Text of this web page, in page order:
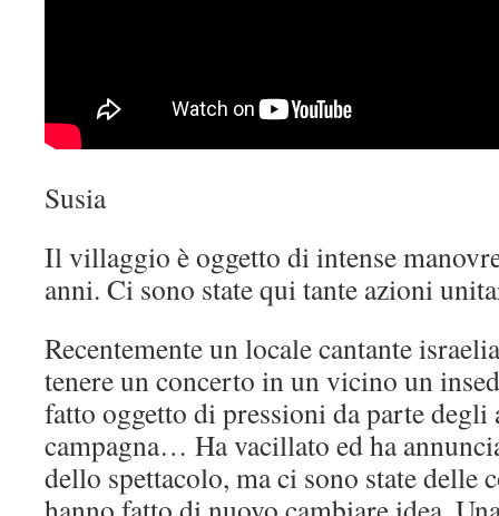
Susia
Il villaggio è oggetto di intense
anni. Ci sono state qui tante azioni
Recentemente un locale cantante
tenere un concerto in un vicino un
fatto oggetto di pressioni da parte
campagna… Ha vacillato ed ha
dello spettacolo, ma ci sono state delle